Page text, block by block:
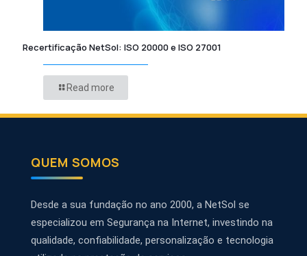
Recertificação NetSol: ISO 20000 e ISO 27001
Read more
QUEM SOMOS
Desde a sua fundação no ano 2000, a NetSol se
especializou em Segurança na Internet, investindo na
qualidade, confiabilidade, personalização e tecnologia